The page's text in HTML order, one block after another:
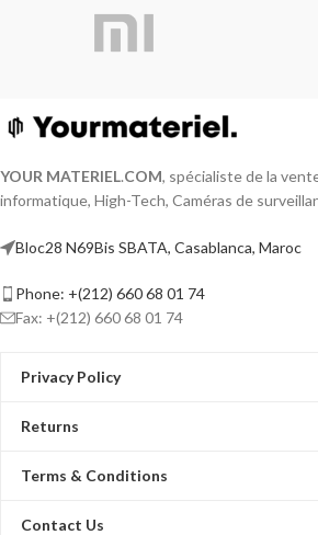
YOUR MATERIEL.COM, spécialiste de la
informatique, High-Tech, Caméras de
Bloc28 N69Bis SBATA, Casablanca, Maroc
Phone: +(212) 660 68 01 74
Fax: +(212) 660 68 01 74
Privacy Policy
Returns
Terms & Conditions
Contact Us